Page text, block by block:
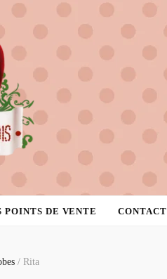
POINTS DE VENTE CONTACT
/ Rita